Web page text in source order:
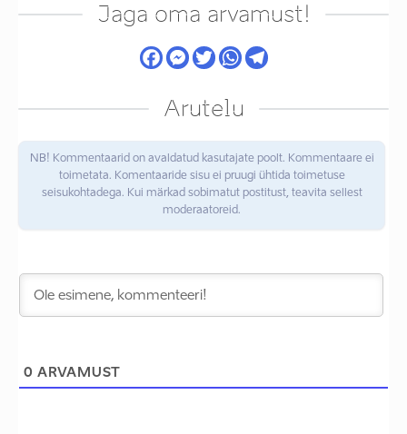
Jaga oma arvamust!
Arutelu
NB! Kommentaarid on avaldatud kasutajate poolt. Kommentaare ei
toimetata. Komentaaride sisu ei pruugi ühtida toimetuse
seisukohtadega. Kui märkad sobimatut postitust, teavita sellest
moderaatoreid.
0 ARVAMUST